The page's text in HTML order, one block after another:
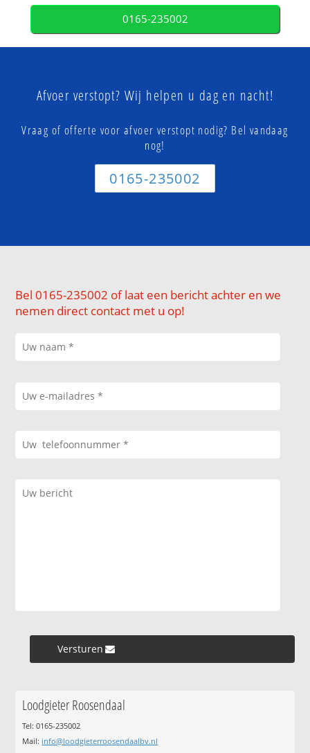
0165-235002
Afvoer verstopt? Wij helpen u dag en nacht!
Vraag of offerte voor afvoer verstopt nodig? Bel vandaag
nog!
0165-235002
Bel 0165-235002 of laat een bericht achter en we
nemen direct contact met u op!
Versturen »
Loodgieter Roosendaal
Tel: 0165-235002
Mail: info@loodgieterroosendaalbv.nl